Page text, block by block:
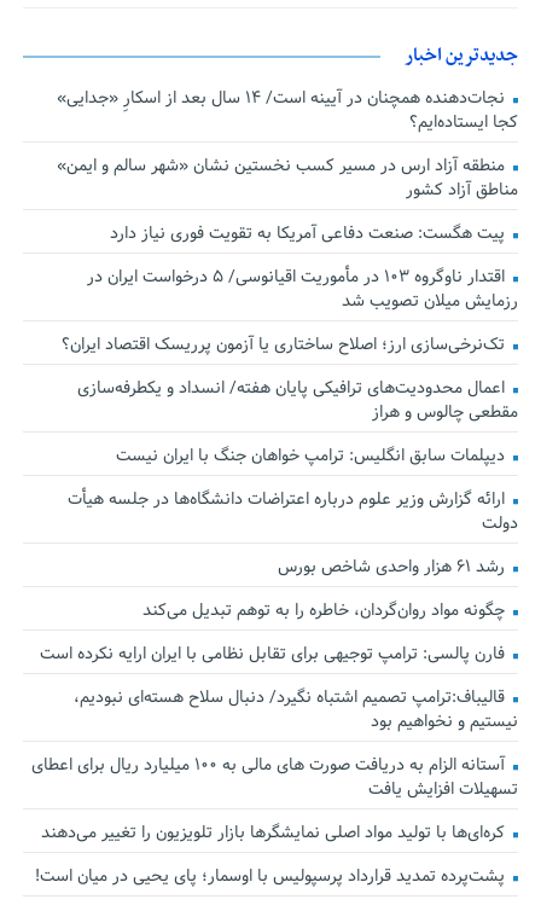
جدیدترین اخبار
نجات‌دهنده‌ همچنان در آیینه است/ ۱۴ سال بعد از اسکارِ «جدایی»
کجا ایستاده‌ایم؟
منطقه آزاد ارس در مسیر کسب نخستین نشان «شهر سالم و ایمن»
مناطق آزاد کشور
پیت هگست: صنعت دفاعی آمریکا به تقویت فوری نیاز دارد
اقتدار ناوگروه ۱۰۳ در مأموریت‌ اقیانوسی/ ۵ درخواست ایران در
رزمایش میلان تصویب شد
تک‌نرخی‌سازی ارز؛ اصلاح ساختاری یا آزمون پرریسک اقتصاد ایران؟
اعمال محدودیت‌های ترافیکی پایان هفته/ انسداد و یکطرفه‌سازی
مقطعی چالوس و هراز
دیپلمات سابق انگلیس:‌ ترامپ خواهان جنگ با ایران نیست
ارائه گزارش وزیر علوم درباره اعتراضات دانشگاه‌ها در جلسه هیأت
دولت
رشد ۶۱ هزار واحدی شاخص بورس
چگونه مواد روان‌گردان، خاطره را به توهم تبدیل می‌کند
فارن پالسی: ترامپ توجیهی برای تقابل نظامی با ایران ارایه نکرده است
قالیباف:ترامپ تصمیم اشتباه نگیرد/ دنبال سلاح هسته‌ای نبودیم،
نیستیم و نخواهیم بود
آستانه الزام به دریافت صورت های مالی به ۱۰۰ میلیارد ریال برای اعطای
تسهیلات افزایش یافت
کره‌ای‌ها با تولید مواد اصلی نمایشگرها بازار تلویزیون را تغییر می‌دهند
پشت‌پرده تمدید قرارداد پرسپولیس با اوسمار؛ پای یحیی در میان است!